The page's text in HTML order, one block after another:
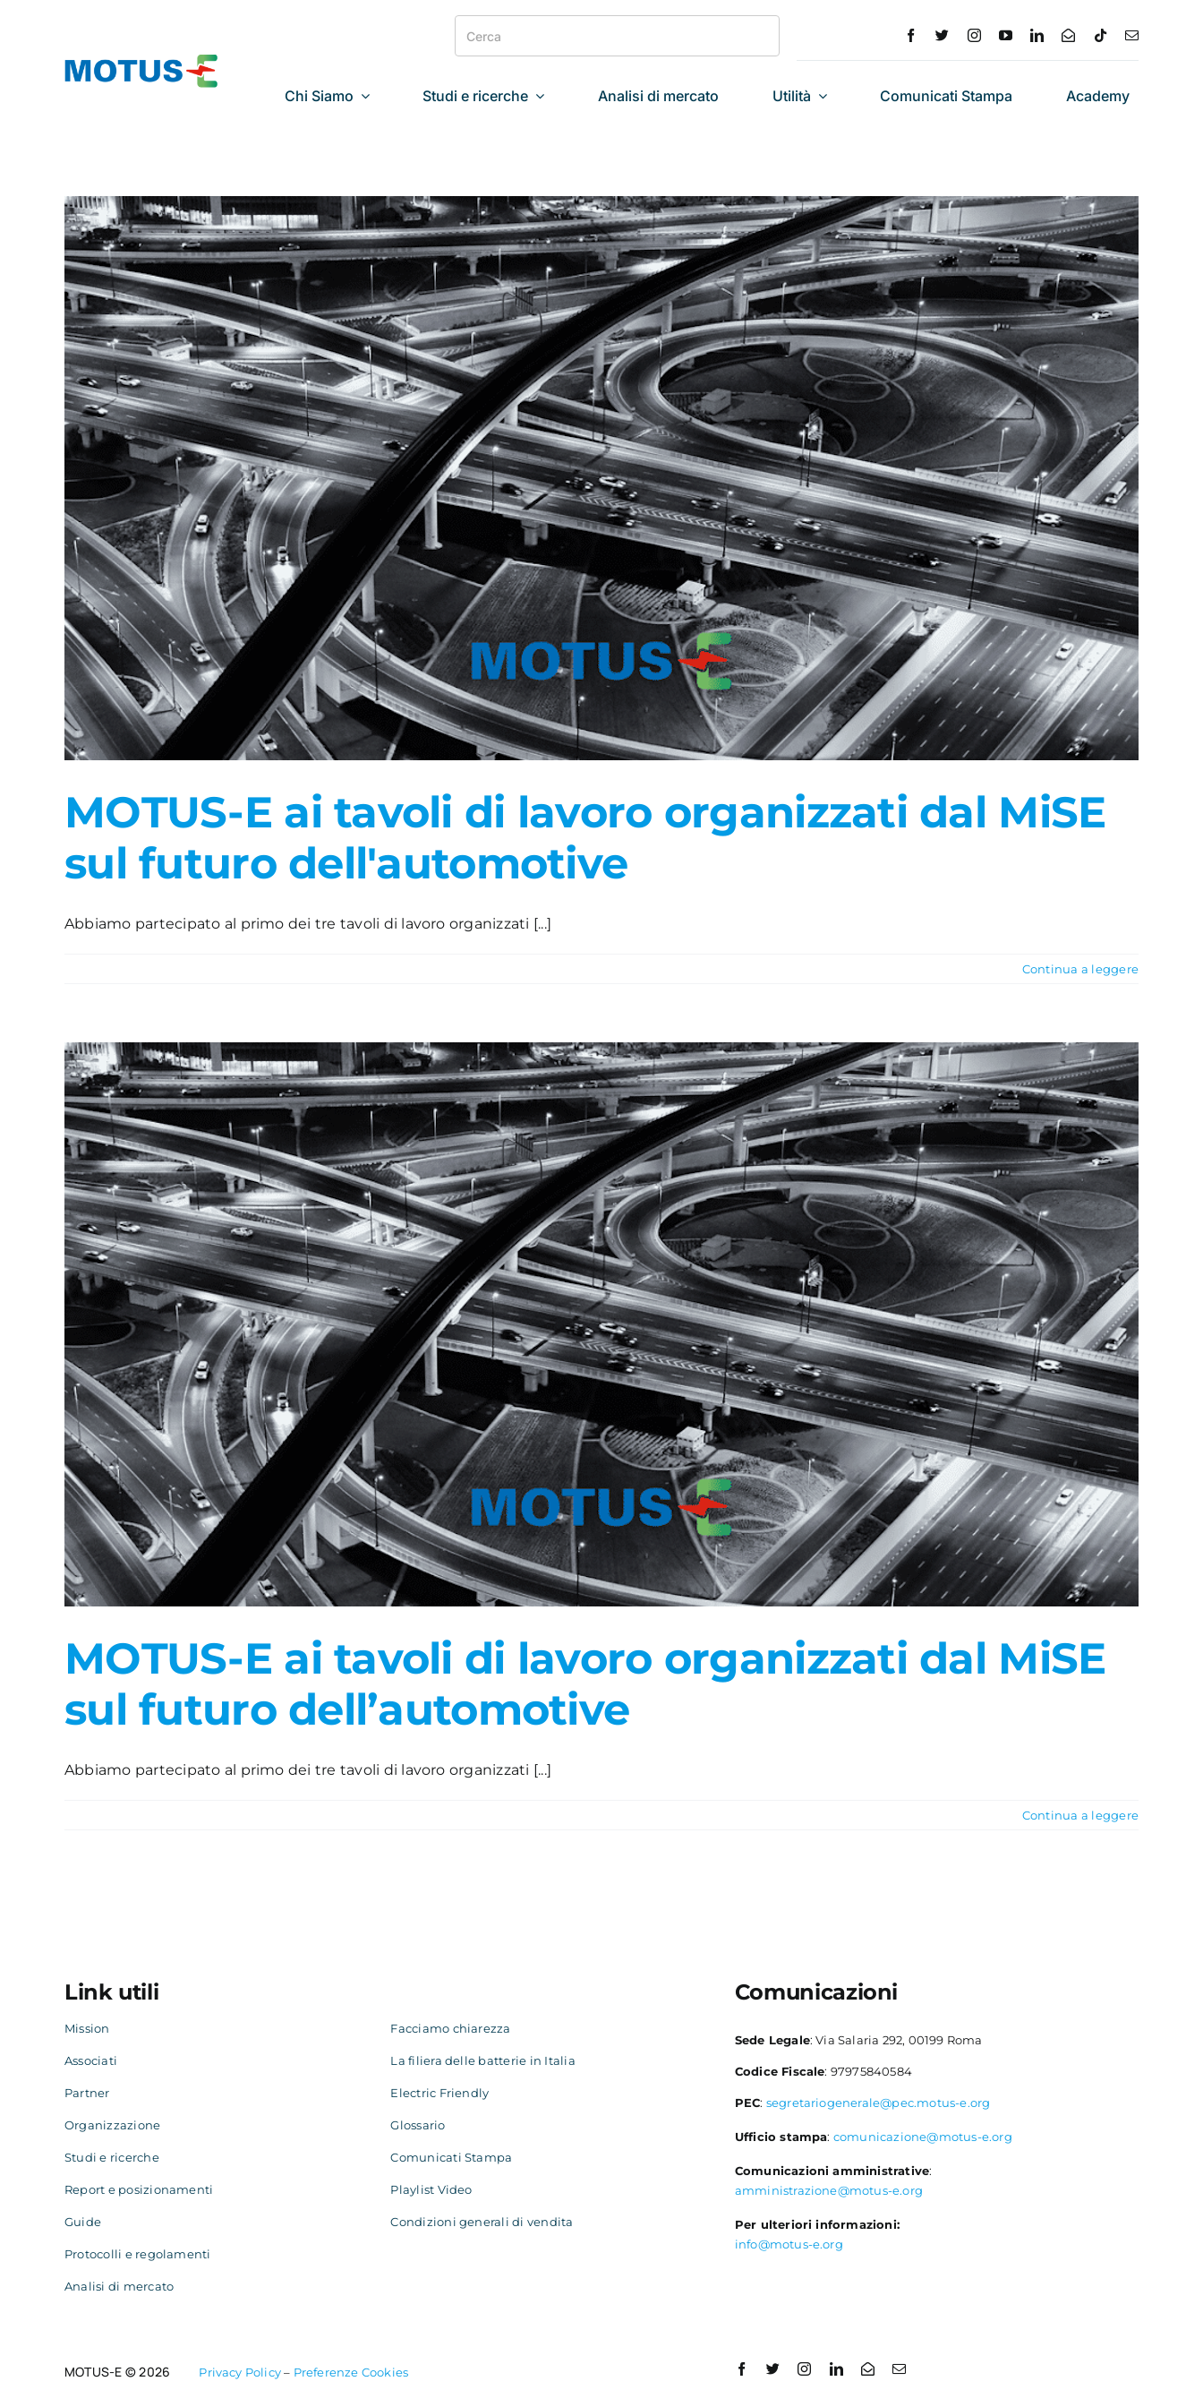
contenuto
Search
for:
Chi Siamo Studi e ricerche Analisi di mercato Utilità Comunicati Stampa Academy
MOTUS-E ai tavoli di lavoro organizzati dal MiSE
sul futuro dell'automotive
Abbiamo partecipato al primo dei tre tavoli di lavoro organizzati [...]
Continua a leggere
MOTUS-E ai tavoli di lavoro organizzati dal MiSE
sul futuro dell’automotive
Abbiamo partecipato al primo dei tre tavoli di lavoro organizzati [...]
Continua a leggere
Link utili
Mission
Associati
Partner
Organizzazione
Studi e ricerche
Report e posizionamenti
Guide
Protocolli e regolamenti
Analisi di mercato
Facciamo chiarezza
La filiera delle batterie in Italia
Electric Friendly
Glossario
Comunicati Stampa
Playlist Video
Condizioni generali di vendita
Comunicazioni
Sede Legale: Via Salaria 292, 00199 Roma
Codice Fiscale: 97975840584
PEC: segretariogenerale@pec.motus-e.org
Ufficio stampa: comunicazione@motus-e.org
Comunicazioni amministrative:
amministrazione@motus-e.org
Per ulteriori informazioni:
info@motus-e.org
MOTUS-E © 2026 Privacy Policy– Preferenze Cookies